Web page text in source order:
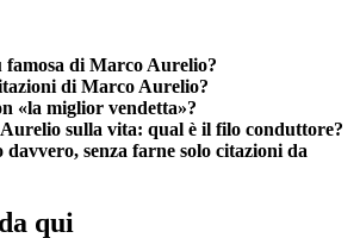
famosa di Marco Aurelio?
di Marco Aurelio?
«la miglior vendetta»?
sulla vita: qual è il filo conduttore?
davvero, senza farne solo citazioni da
qui